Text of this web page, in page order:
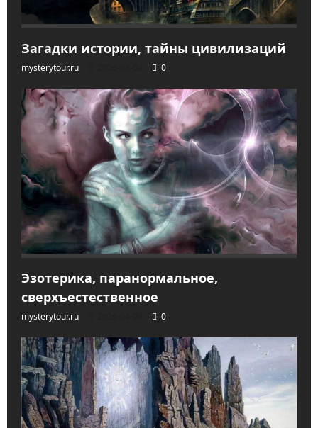
Загадки истории, тайны цивилизаций
mysterytour.ru 0
Эзотерика, паранормальное,
сверхъестественное
mysterytour.ru 0